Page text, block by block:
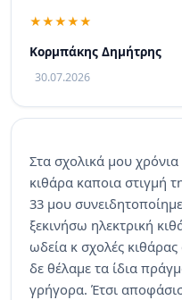
Κορμπάκης Δημήτρης
30.07.2026
Στα σχολικά μου χρόνια
κιθάρα καποια στιγμή
33 μου
ξεκινήσω ηλεκτρική
ωδεία κ σχολές
δε θέλαμε τα ίδια
γρήγορα. Έτσι